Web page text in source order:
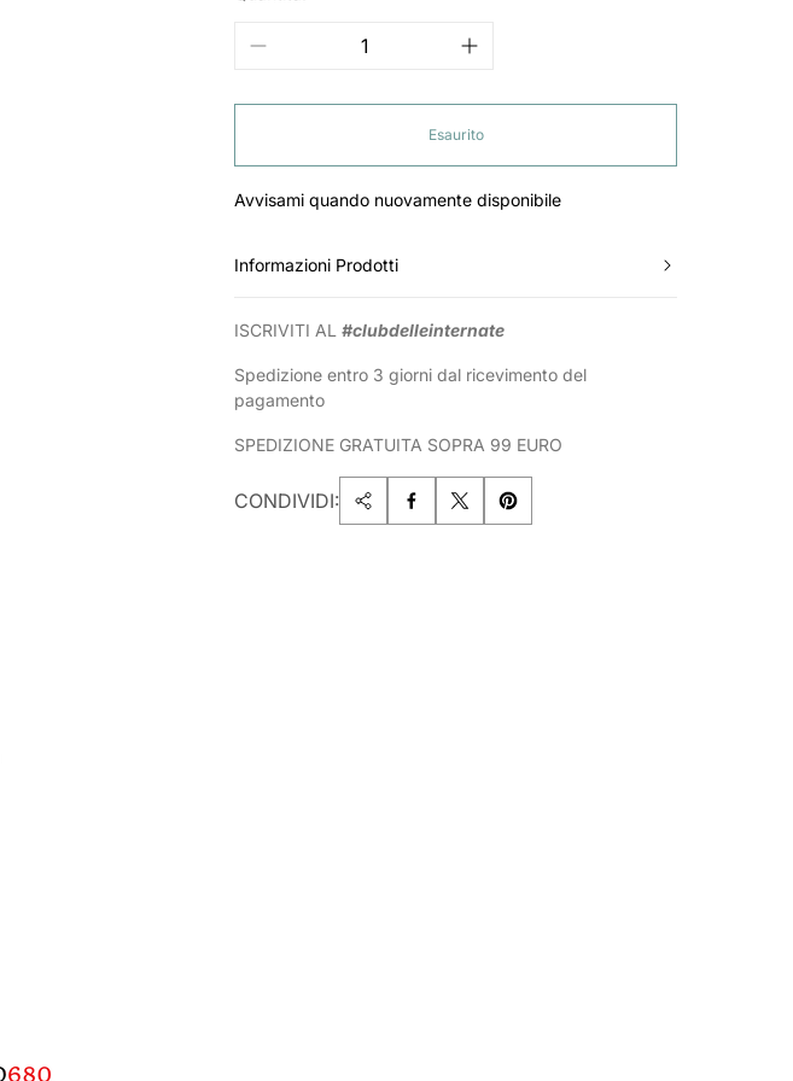
Esaurito
Avvisami quando nuovamente disponibile
Informazioni Prodotti
ISCRIVITI AL#clubdelleinternate
Spedizione entro 3 giorni dal ricevimento del
pagamento
SPEDIZIONE GRATUITA SOPRA 99 EURO
CONDIVIDI: